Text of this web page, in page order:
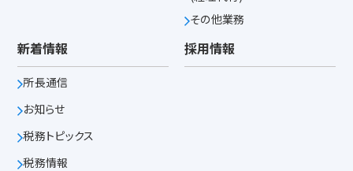
その他業務
新着情報
所長通信
お知らせ
税務トピックス
税務情報
採用情報